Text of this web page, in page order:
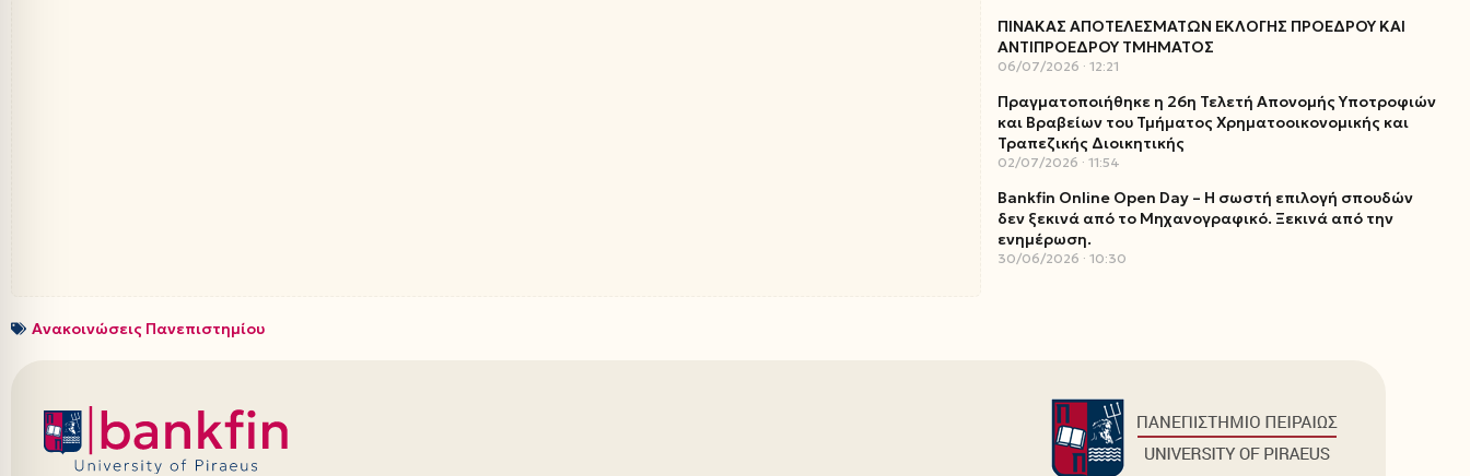
ΠΙΝΑΚΑΣ ΑΠΟΤΕΛΕΣΜΑΤΩΝ ΕΚΛΟΓΗΣ ΠΡΟΕΔΡΟΥ ΚΑΙ
ΑΝΤΙΠΡΟΕΔΡΟΥ ΤΜΗΜΑΤΟΣ
06/07/2026 12:21
Πραγματοποιήθηκε η 26η Τελετή Απονομής Υποτροφιών
και Βραβείων του Τμήματος Χρηματοοικονομικής και
Τραπεζικής Διοικητικής
02/07/2026 11:54
Bankfin Online Open Day – Η σωστή επιλογή σπουδών
δεν ξεκινά από το Μηχανογραφικό. Ξεκινά από την
ενημέρωση.
30/06/2026 10:30
Ανακοινώσεις Πανεπιστημίου